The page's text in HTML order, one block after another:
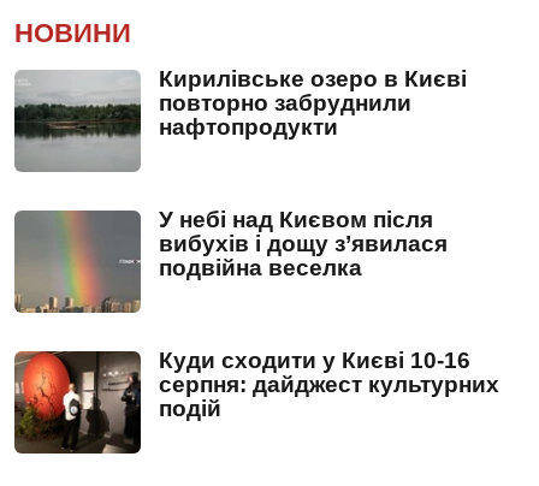
НОВИНИ
Кирилівське озеро в Києві
повторно забруднили
нафтопродукти
У небі над Києвом після
вибухів і дощу з’явилася
подвійна веселка
Куди сходити у Києві 10-16
серпня: дайджест культурних
подій